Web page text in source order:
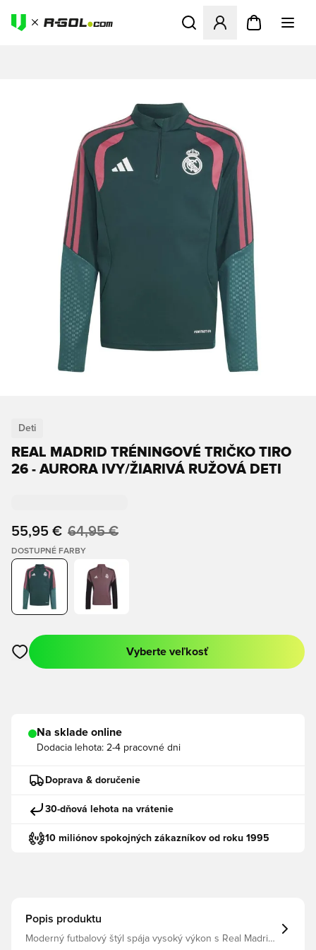
Otvorí modál na
Deti
REAL MADRID TRÉNINGOVÉ TRIČKO TIRO
26 - AURORA IVY/ŽIARIVÁ RUŽOVÁ DETI
55,95 € 64,95 €
DOSTUPNÉ FARBY
Otvorí modál na prihlásenie alebo registráciu ako člen
Vyberte veľkosť
Na sklade online
Dodacia lehota: 2-4 pracovné dni
Doprava & doručenie
30-dňová lehota na vrátenie
10 miliónov spokojných zákazníkov od roku 1995
Popis produktu
Moderný futbalový štýl spája vysoký výkon s Real Madrid